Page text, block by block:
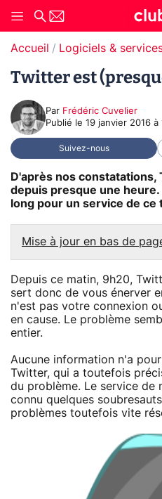
Accueil Logiciels &
Twitter est
Par Frédéric Cuvelier
Publié le 19 janvier 2016 à
Suivez-nous
D'après nos
depuis presque une
long pour un service de ce
Mise à jour en bas de
Depuis ce matin, 9h20,
sert donc de vous énerver
n'est pas votre connexion
en cause. Le problème
entier.
Aucune information n'a
Twitter, qui a toutefois
du problème. Le service de
connu quelques
problèmes toutefois vite